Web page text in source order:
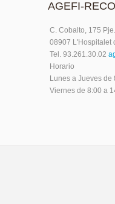
AGEFI-RECO
C. Cobalto, 175
08907 L'Hospitalet
Tel. 93.261.30.02
Horario
Lunes a Jueves de
Viernes de 8:00 a